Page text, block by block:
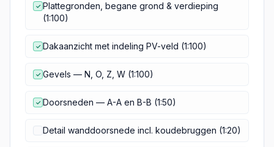
✓ Plattegronden, begane grond & verdieping
(1:100)
✓ Dakaanzicht met indeling PV-veld (1:100)
✓ Gevels — N, O, Z, W (1:100)
✓ Doorsneden — A-A en B-B (1:50)
Detail wanddoorsnede incl. koudebruggen (1:20)